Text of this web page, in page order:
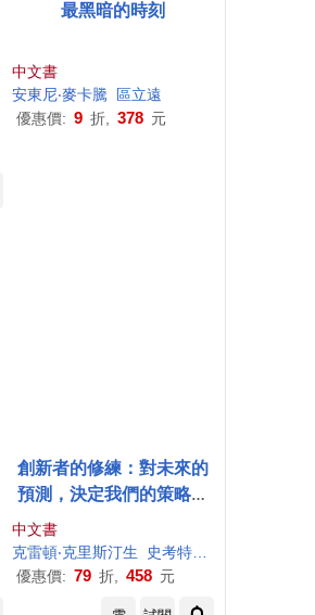
最黑暗的時刻
中文書
安東尼‧麥卡騰
區立遠
優惠價: 9 折, 378 元
創新者的修練：對未來的
預測，決定我們的策略選
中文書
克雷頓‧克里斯汀生
史考特‧
優惠價: 79 折, 458 元